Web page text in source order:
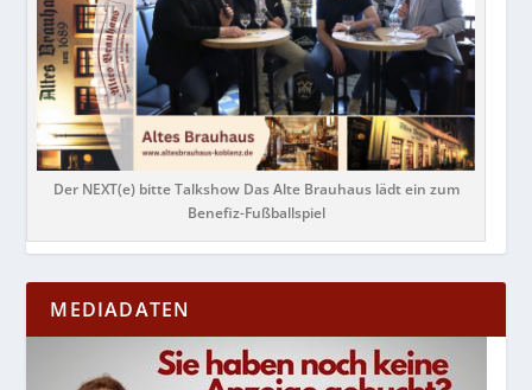
Der NEXT(e) bitte Talkshow Das Alte Brauhaus lädt ein zum
Benefiz-Fußballspiel
MEDIADATEN